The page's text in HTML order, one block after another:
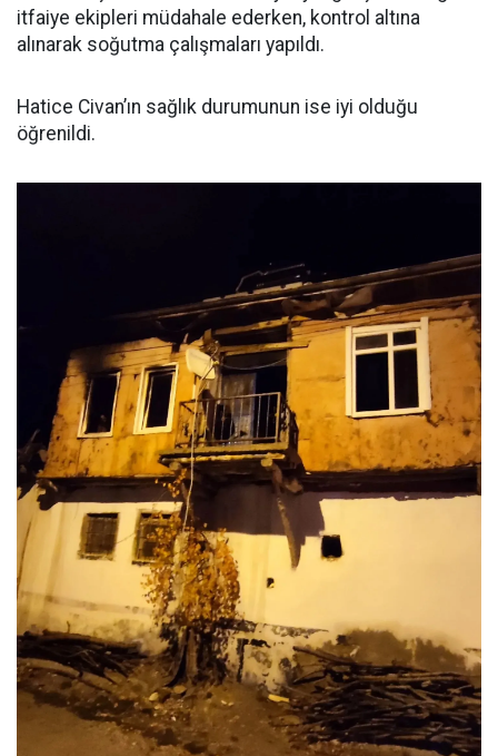
itfaiye ekipleri müdahale ederken, kontrol altına
alınarak soğutma çalışmaları yapıldı.
Hatice Civan’ın sağlık durumunun ise iyi olduğu
öğrenildi.